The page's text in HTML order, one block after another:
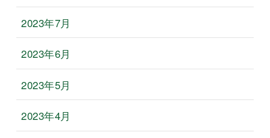
2023年7月
2023年6月
2023年5月
2023年4月